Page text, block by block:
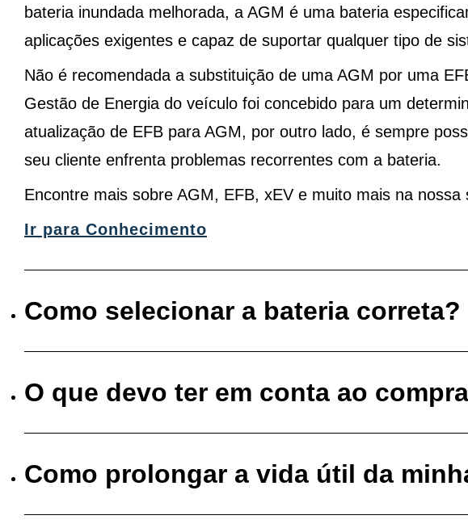
bateria inundada melhorada, a AGM é uma bateria
aplicações exigentes e capaz de suportar qualquer tipo de
Não é recomendada a substituição de uma AGM por uma
Gestão de Energia do veículo foi concebido para um
atualização de EFB para AGM, por outro lado, é sempre
seu cliente enfrenta problemas recorrentes com a bateria.
Encontre mais sobre AGM, EFB, xEV e muito mais na nossa
Ir para Conhecimento
Como selecionar a bateria correta?
O que devo ter em conta ao
Como prolongar a vida útil da